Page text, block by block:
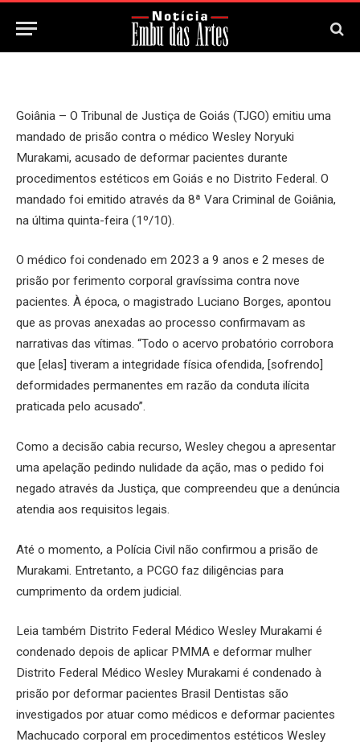
8 de Outubro, 2025
Goiânia – O Tribunal de Justiça de Goiás (TJGO) emitiu uma
mandado de prisão contra o médico Wesley Noryuki
Murakami, acusado de deformar pacientes durante
procedimentos estéticos em Goiás e no Distrito Federal. O
mandado foi emitido através da 8ª Vara Criminal de Goiânia,
na última quinta-feira (1º/10).
O médico foi condenado em 2023 a 9 anos e 2 meses de
prisão por ferimento corporal gravíssima contra nove
pacientes. À época, o magistrado Luciano Borges, apontou
que as provas anexadas ao processo confirmavam as
narrativas das vítimas. “Todo o acervo probatório corrobora
que [elas] tiveram a integridade física ofendida, [sofrendo]
deformidades permanentes em razão da conduta ilícita
praticada pelo acusado”.
Como a decisão cabia recurso, Wesley chegou a apresentar
uma apelação pedindo nulidade da ação, mas o pedido foi
negado através da Justiça, que compreendeu que a denúncia
atendia aos requisitos legais.
Até o momento, a Polícia Civil não confirmou a prisão de
Murakami. Entretanto, a PCGO faz diligências para
cumprimento da ordem judicial.
Leia também Distrito Federal Médico Wesley Murakami é
condenado depois de aplicar PMMA e deformar mulher
Distrito Federal Médico Wesley Murakami é condenado à
prisão por deformar pacientes Brasil Dentistas são
investigados por atuar como médicos e deformar pacientes
Machucado corporal em procedimentos estéticos Wesley